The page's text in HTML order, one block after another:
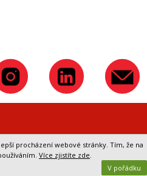
verzi webu
procházení webové stránky. Tím, že na
Více zjistíte zde.
V pořádku